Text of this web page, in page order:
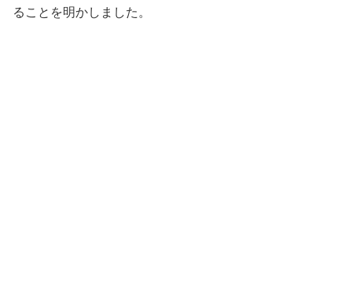
ることを明かしました。